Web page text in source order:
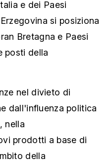
e dei Paesi
si posiziona
Bretagna e Paesi
posti della
nel divieto di
dall'influenza politica
nella
prodotti a base di
della